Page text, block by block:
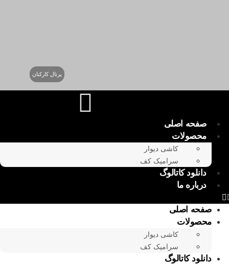
پرتال کارکنان
صفحه اصلی
محصولات
کاشی دیوار
سرامیک کف
دانلود کاتالوگ
درباره ما
صفحه اصلی
محصولات
کاشی دیوار
سرامیک کف
دانلود کاتالوگ